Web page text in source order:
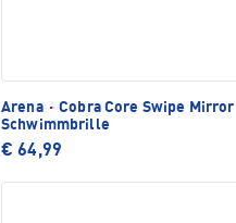
Arena · Cobra Core Swipe Mirror
Schwimmbrille
€ 64,99